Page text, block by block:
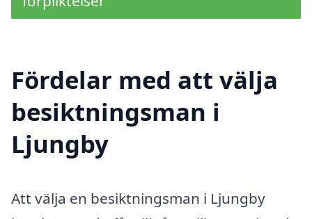
Fördelar med att välja
besiktningsman i
Ljungby
Att välja en besiktningsman i Ljungby